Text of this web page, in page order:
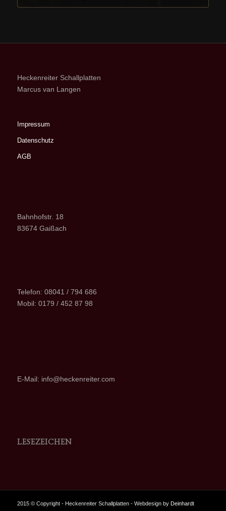
Heckenreiter Schallplatten
Marcus van Langen
Impressum
Datenschutz
AGB
Bahnhofstr. 18
83674 Gaißach
Telefon: 08041 / 794 686
Mobil: 0179 / 452 87 98
E-Mail: info@heckenreiter.com
LESEZEICHEN
2015 © Copyright - Heckenreiter Schallplatten - Webdesign by Deinhardt